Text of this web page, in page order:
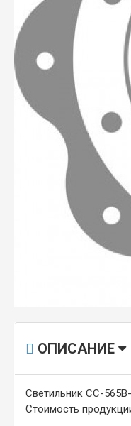
ОПИСАНИЕ
Светильник СС-
Стоимость